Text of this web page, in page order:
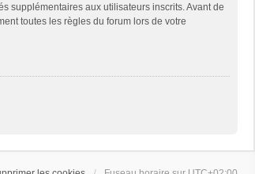
supplémentaires aux utilisateurs inscrits. Avant de
toutes les règles du forum lors de votre